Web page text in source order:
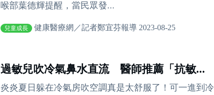
喉部葉德輝提醒，當民眾發...
兒童成長 健康醫療網／記者鄭宜芬報導 2023-08-25
過敏兒吹冷氣鼻水直流 醫師推薦「抗敏...
炎炎夏日躲在冷氣房吹空調真是太舒服了！可一進到冷